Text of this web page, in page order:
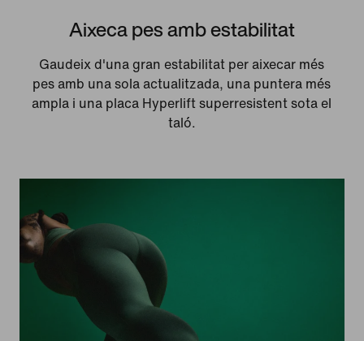
Aixeca pes amb estabilitat
Gaudeix d'una gran estabilitat per aixecar més
pes amb una sola actualitzada, una puntera més
ampla i una placa Hyperlift superresistent sota el
taló.